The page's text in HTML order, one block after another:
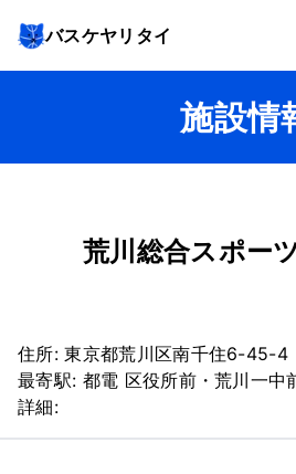
バスケヤリタイ
施設情
荒川総合スポー
住所:東京都荒川区南千住6-45-4
最寄駅: 都電 区役所前・荒川一中
詳細: